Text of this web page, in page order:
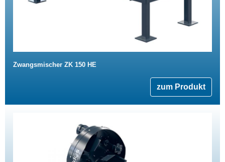
Zwangsmischer ZK 150 HE
zum Produkt